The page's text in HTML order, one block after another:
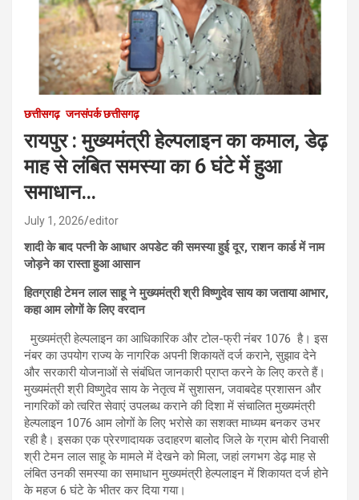
छत्तीसगढ़ जनसंपर्क छत्तीसगढ़
रायपुर : मुख्यमंत्री हेल्पलाइन का कमाल, डेढ़
माह से लंबित समस्या का 6 घंटे में हुआ
समाधान…
July 1, 2026 editor
शादी के बाद पत्नी के आधार अपडेट की समस्या हुई दूर, राशन कार्ड में नाम
जोड़ने का रास्ता हुआ आसान
हितग्राही टेमन लाल साहू ने मुख्यमंत्री श्री विष्णुदेव साय का जताया आभार,
कहा आम लोगों के लिए वरदान
मुख्यमंत्री हेल्पलाइन का आधिकारिक और टोल-फ्री नंबर 1076 है। इस
नंबर का उपयोग राज्य के नागरिक अपनी शिकायतें दर्ज कराने, सुझाव देने
और सरकारी योजनाओं से संबंधित जानकारी प्राप्त करने के लिए करते हैं।
मुख्यमंत्री श्री विष्णुदेव साय के नेतृत्व में सुशासन, जवाबदेह प्रशासन और
नागरिकों को त्वरित सेवाएं उपलब्ध कराने की दिशा में संचालित मुख्यमंत्री
हेल्पलाइन 1076 आम लोगों के लिए भरोसे का सशक्त माध्यम बनकर उभर
रही है। इसका एक प्रेरणादायक उदाहरण बालोद जिले के ग्राम बोरी निवासी
श्री टेमन लाल साहू के मामले में देखने को मिला, जहां लगभग डेढ़ माह से
लंबित उनकी समस्या का समाधान मुख्यमंत्री हेल्पलाइन में शिकायत दर्ज होने
के महज 6 घंटे के भीतर कर दिया गया।